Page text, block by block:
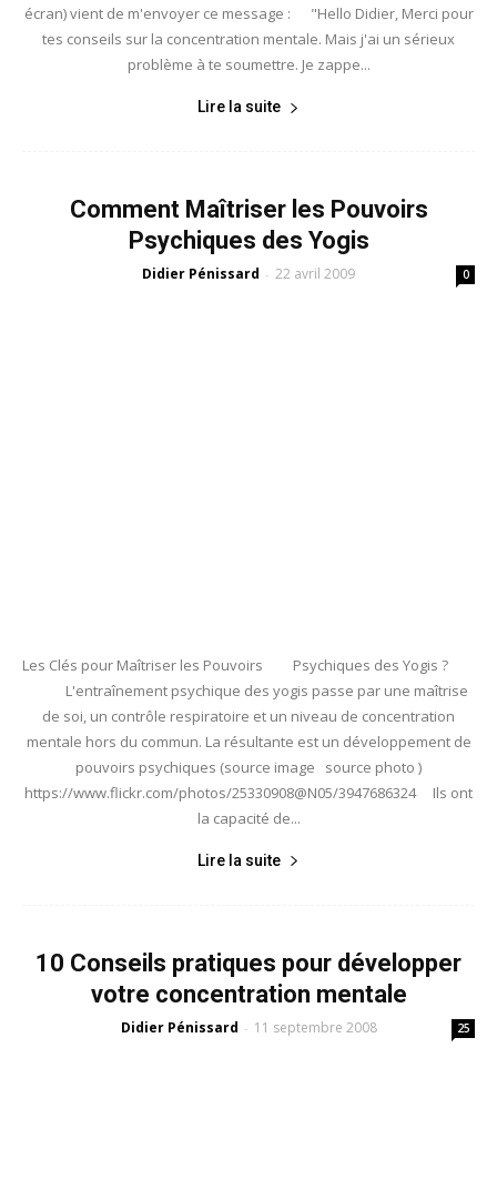
écran) vient de m'envoyer ce message : "Hello Didier, Merci pour
tes conseils sur la concentration mentale. Mais j'ai un sérieux
problème à te soumettre. Je zappe...
Lire la suite
Comment Maîtriser les Pouvoirs
Psychiques des Yogis
Didier Pénissard - 22 avril 2009 0
Les Clés pour Maîtriser les Pouvoirs Psychiques des Yogis ?
L'entraînement psychique des yogis passe par une maîtrise
de soi, un contrôle respiratoire et un niveau de concentration
mentale hors du commun. La résultante est un développement de
pouvoirs psychiques (source image source photo )
https://www.flickr.com/photos/25330908@N05/3947686324 Ils ont
la capacité de...
Lire la suite
10 Conseils pratiques pour développer
votre concentration mentale
Didier Pénissard - 11 septembre 2008 25